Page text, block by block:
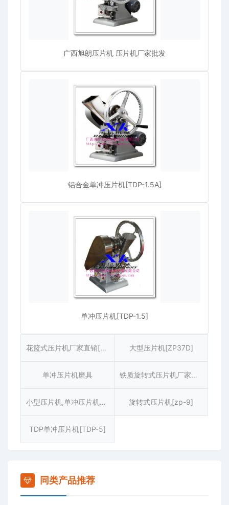
广西旭朗压片机 压片机厂家批发
铝合金单冲压片机[TDP-1.5A]
单冲压片机[TDP-1.5]
花篮式压片机厂家直销[THP-4] 大型压片机[ZP37D]
单冲压片机磨具 铁质旋转式压片机厂家直销[ZP17]
小型压片机,单冲压片机厂家直销[TDP-1.5] 旋转式压片机[zp-9]
TDP单冲压片机[TDP-5]
同类产品推荐